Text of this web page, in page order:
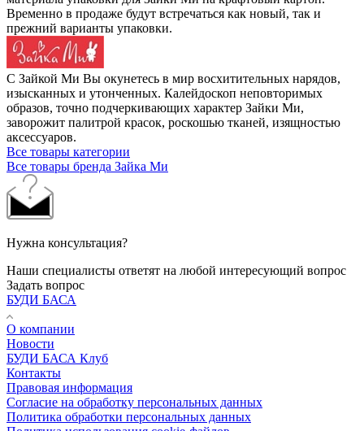
Временно в продаже будут встречаться как новый, так и
прежний варианты упаковки.
С Зайкой Ми Вы окунетесь в мир восхитительных нарядов,
изысканных и утонченных. Калейдоскоп неповторимых
образов, точно подчеркивающих характер Зайки Ми,
заворожит палитрой красок, роскошью тканей, изящностью
аксессуаров.
Все товары категории
Все товары бренда Зайка Ми
Нужна консультация?
Наши специалисты ответят на любой интересующий вопрос
Задать вопрос
БУДИ БАСА
О компании
Новости
БУДИ БАСА Клуб
Контакты
Правовая информация
Согласие на обработку персональных данных
Политика обработки персональных данных